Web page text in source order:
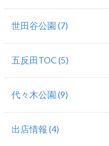
世田谷公園 (7)
五反田TOC(5)
代々木公園 (9)
出店情報 (4)